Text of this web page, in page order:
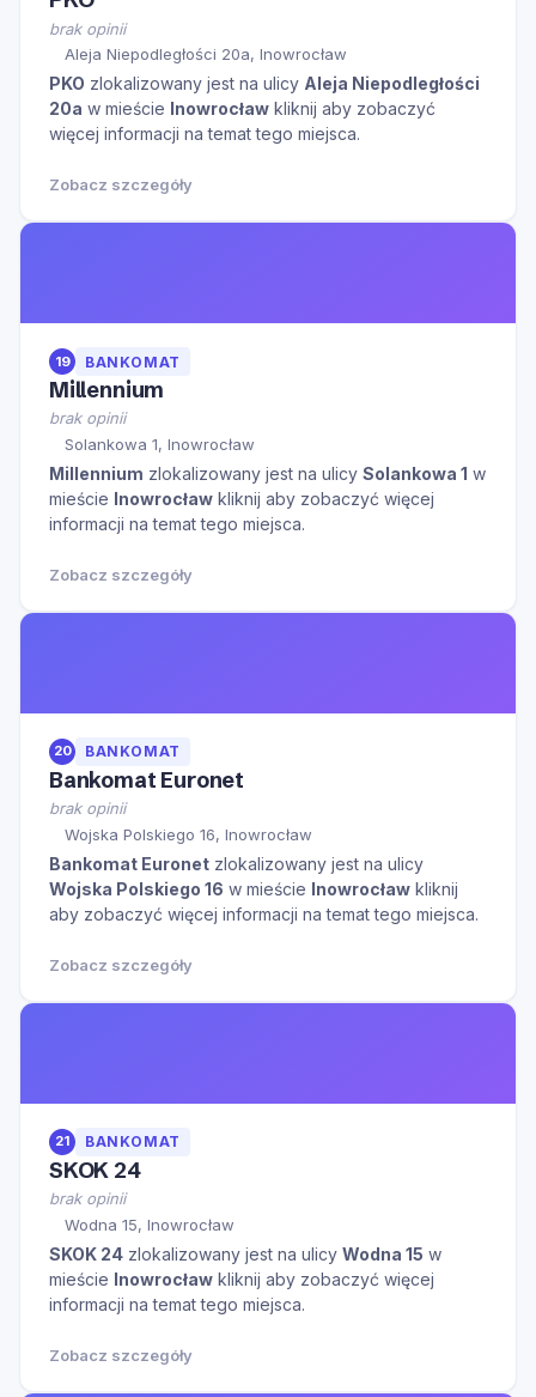
brak opinii
Aleja Niepodległości 20a, Inowrocław
PKO zlokalizowany jest na ulicy Aleja Niepodległości
20a w mieście Inowrocław kliknij aby zobaczyć
więcej informacji na temat tego miejsca.
Zobacz szczegóły
19 BANKOMAT
Millennium
brak opinii
Solankowa 1, Inowrocław
Millennium zlokalizowany jest na ulicy Solankowa 1 w
mieście Inowrocław kliknij aby zobaczyć więcej
informacji na temat tego miejsca.
Zobacz szczegóły
20 BANKOMAT
Bankomat Euronet
brak opinii
Wojska Polskiego 16, Inowrocław
Bankomat Euronet zlokalizowany jest na ulicy
Wojska Polskiego 16 w mieście Inowrocław kliknij
aby zobaczyć więcej informacji na temat tego miejsca.
Zobacz szczegóły
21 BANKOMAT
SKOK 24
brak opinii
Wodna 15, Inowrocław
SKOK 24 zlokalizowany jest na ulicy Wodna 15 w
mieście Inowrocław kliknij aby zobaczyć więcej
informacji na temat tego miejsca.
Zobacz szczegóły